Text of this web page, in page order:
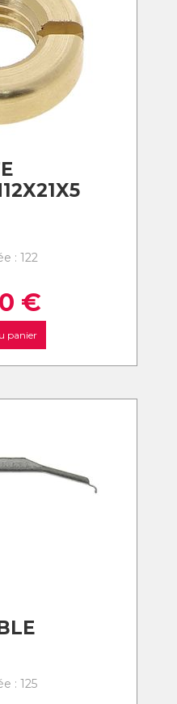
: 122
€
panier
: 125